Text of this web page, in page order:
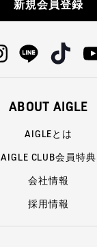
新規会員登録
ABOUT AIGLE
AIGLEとは
AIGLE CLUB会員特典
会社情報
採用情報